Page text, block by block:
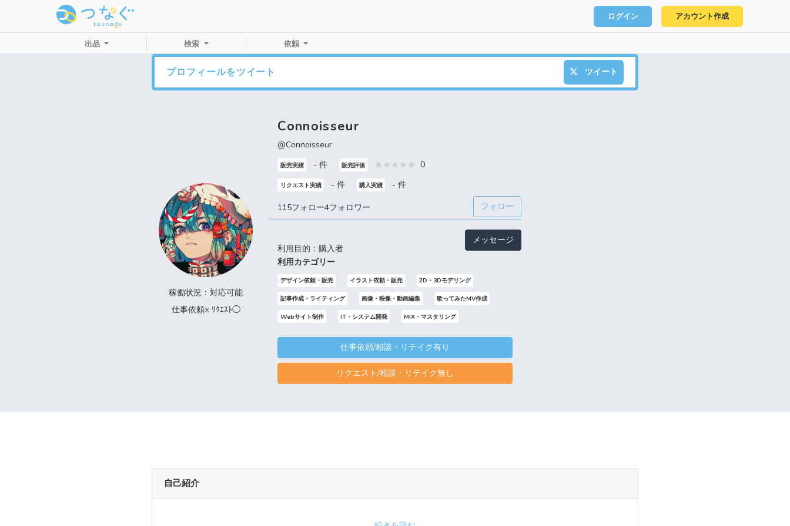
ログイン アカウント作成
出品 検索 依頼
プロフィールをツイート ツイート
稼働状況：対応可能
仕事依頼× ﾘｸｴｽﾄ◯
Connoisseur
@Connoisseur
販売実績 - 件 販売評価 0
リクエスト実績 - 件 購入実績 - 件
115フォロー4フォロワー フォロー
利用目的：購入者
メッセージ
利用カテゴリー
デザイン依頼・販売 イラスト依頼・販売 2D・3Dモデリング
記事作成・ライティング 画像・映像・動画編集 歌ってみたMV作成
Webサイト制作 IT・システム開発 MIX・マスタリング
仕事依頼/相談・リテイク有り
リクエスト/相談・リテイク無し
自己紹介